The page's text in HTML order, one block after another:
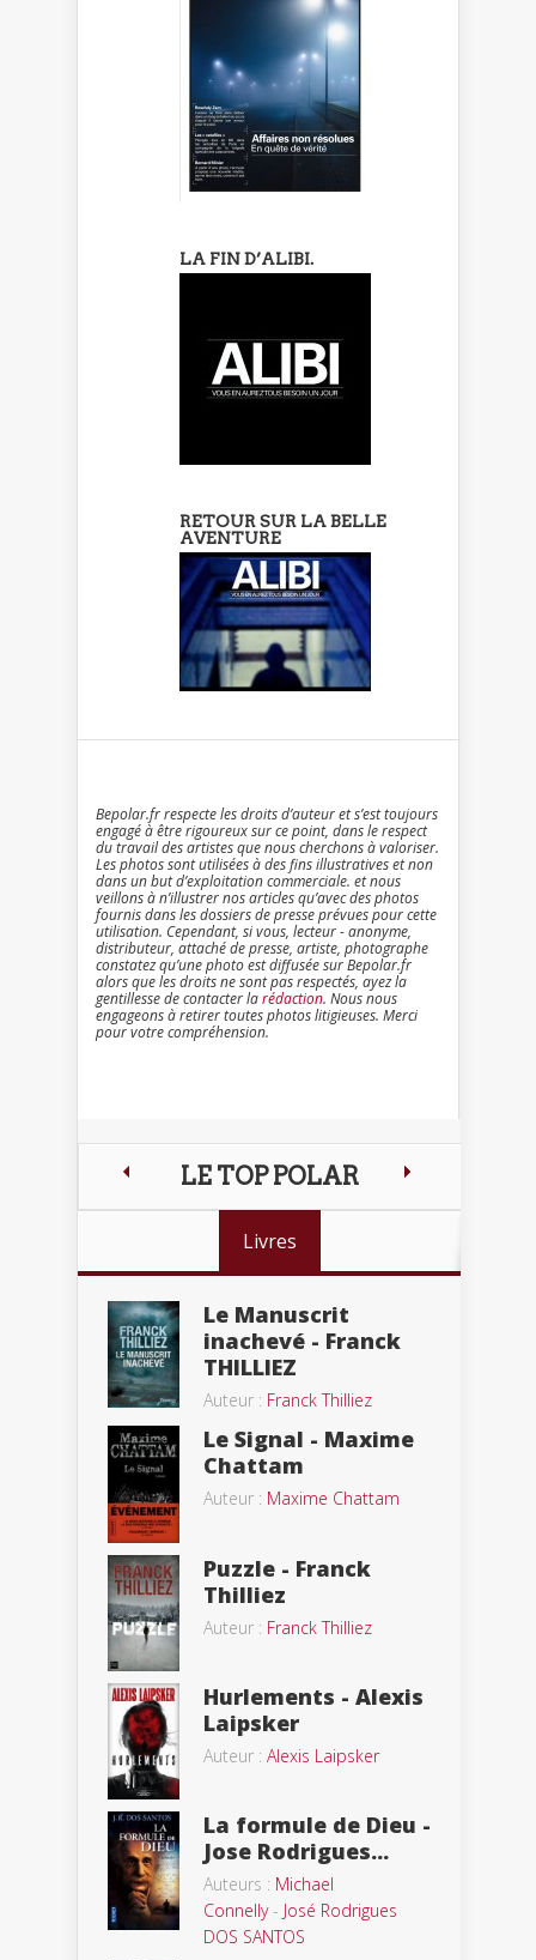
LA FIN D’ALIBI.
RETOUR SUR LA BELLE
AVENTURE
Bepolar.fr respecte les droits d’auteur et s’est toujours
engagé à être rigoureux sur ce point, dans le respect
du travail des artistes que nous cherchons à valoriser.
Les photos sont utilisées à des fins illustratives et non
dans un but d’exploitation commerciale. et nous
veillons à n’illustrer nos articles qu’avec des photos
fournis dans les dossiers de presse prévues pour cette
utilisation. Cependant, si vous, lecteur - anonyme,
distributeur, attaché de presse, artiste, photographe
constatez qu’une photo est diffusée sur Bepolar.fr
alors que les droits ne sont pas respectés, ayez la
gentillesse de contacter larédaction. Nous nous
engageons à retirer toutes photos litigieuses. Merci
pour votre compréhension.
LE TOP POLAR
Livres
Le Manuscrit
inachevé - Franck
THILLIEZ
Auteur : Franck Thilliez
Le Signal - Maxime
Chattam
Auteur : Maxime Chattam
Puzzle - Franck
Thilliez
Auteur : Franck Thilliez
Hurlements - Alexis
Laipsker
Auteur : Alexis Laipsker
La formule de Dieu -
Jose Rodrigues...
Auteurs : Michael
Connelly- José Rodrigues
DOS SANTOS